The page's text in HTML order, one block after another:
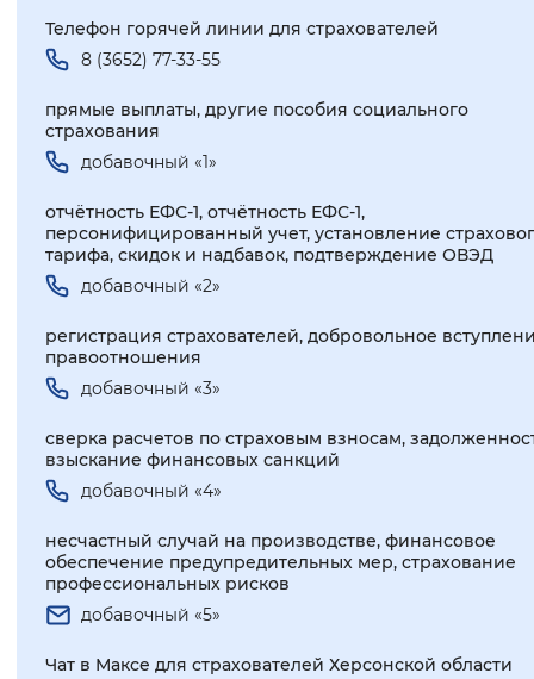
Телефон горячей линии для страхователей
8 (3652) 77-33-55
прямые выплаты, другие пособия социального
страхования
добавочный «1»
отчётность ЕФС-1, отчётность ЕФС-1,
персонифицированный учет, установление
тарифа, скидок и надбавок, подтверждение ОВЭД
добавочный «2»
регистрация страхователей, добровольное
правоотношения
добавочный «3»
сверка расчетов по страховым взносам,
взыскание финансовых санкций
добавочный «4»
несчастный случай на производстве, финансовое
обеспечение предупредительных мер, страхование
профессиональных рисков
добавочный «5»
Чат в Максе для страхователей Херсонской области